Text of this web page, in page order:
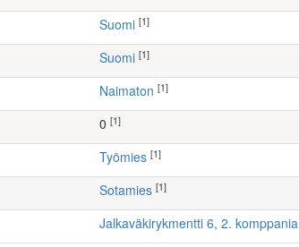
Suomi [1]
Suomi [1]
Naimaton [1]
[1]
työmies [1]
Sotamies [1]
Jalkaväkirykmentti 6, 2. komppania